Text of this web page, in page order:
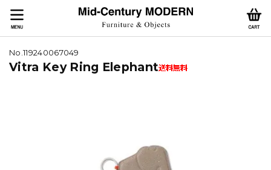
No.119240067049
Vitra Key Ring Elephant